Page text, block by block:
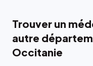
Trouver un
autre
Occitanie